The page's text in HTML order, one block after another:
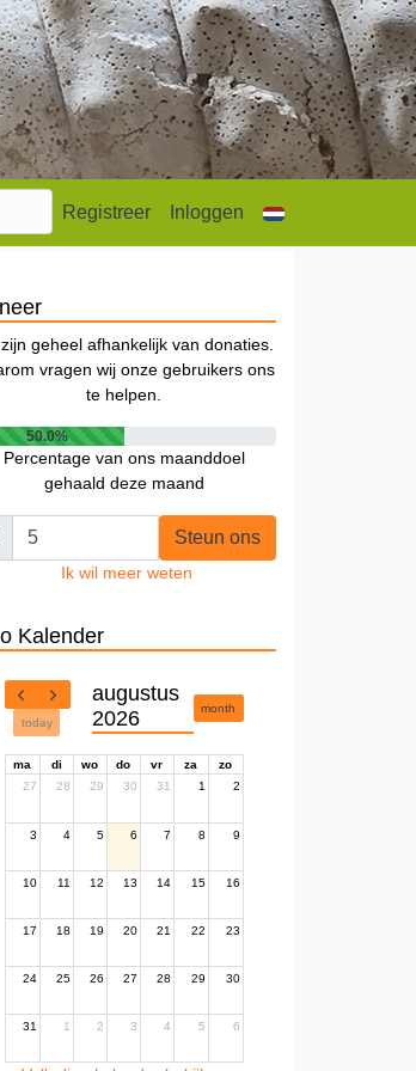
Registreer Inloggen
geheel afhankelijk van donaties.
vragen wij onze gebruikers ons
te helpen.
50.0%
Percentage van ons maanddoel
gehaald deze maand
Steun ons
Ik wil meer weten
Kalender
today
augustus
2026
month
ma di wo do vr za
zo
27
28 29 30 31 1 2
3 4 5 6 7 8 9
10 11 12 13 14 15 16
17 18 19 20 21 22 23
24 25 26 27 28 29 30
31 1 2 3 4 5 6